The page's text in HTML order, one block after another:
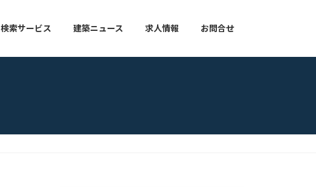
検索サービス 建築ニュース 求人情報 お問合せ